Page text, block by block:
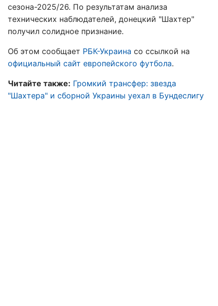
сезона-2025/26. По результатам анализа
технических наблюдателей, донецкий "Шахтер"
получил солидное признание.
Об этом сообщает РБК-Украина со ссылкой на
официальный сайт европейского футбола.
Читайте также: Громкий трансфер: звезда
"Шахтера" и сборной Украины уехал в Бундеслигу